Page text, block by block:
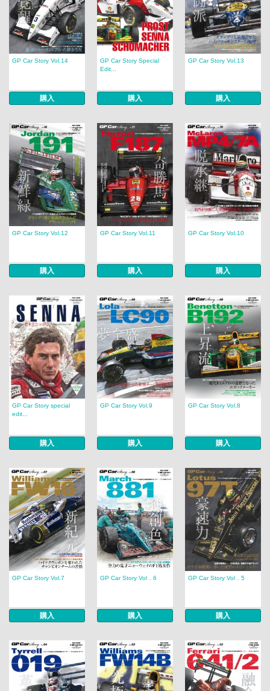
GP Car Story Vol.14
購入
GP Car Story Special
Edit...
購入
GP Car Story Vol.13
購入
GP Car Story Vol.12
購入
GP Car Story Vol.11
購入
GP Car Story Vol.10
購入
GP Car Story special
edit...
購入
GP Car Story Vol.9
購入
GP Car Story Vol.8
購入
GP Car Story Vol.7
購入
GP Car Story Vol．6
購入
GP Car Story Vol．5
購入